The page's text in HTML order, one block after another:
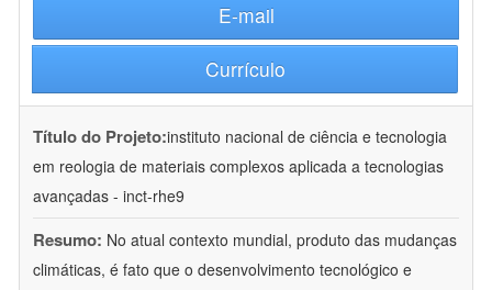
E-mail
Currículo
Título do Projeto:instituto nacional de ciência e tecnologia
em reologia de materiais complexos aplicada a tecnologias
avançadas - inct-rhe9
Resumo: No atual contexto mundial, produto das mudanças
climáticas, é fato que o desenvolvimento tecnológico e